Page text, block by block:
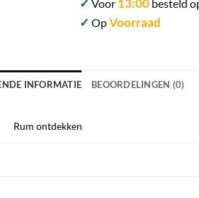
Voor besteld
✓ OpVoorraad
INFORMATIE BEOORDELINGEN (0)
Rum ontdekken